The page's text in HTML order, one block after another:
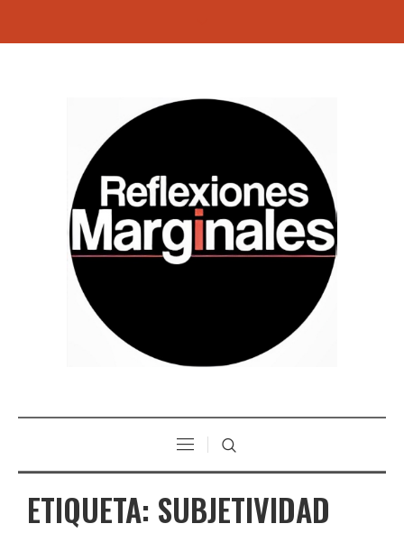
ETIQUETA: SUBJETIVIDAD